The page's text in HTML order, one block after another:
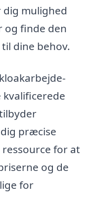
mulighed
og finde den
dine behov.
præcise
for at
og de
for